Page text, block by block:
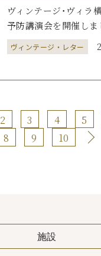
ヴィンテージ･ヴィラ
予防講演会を開催しま
ヴィンテージ・レター
2 3 4 5
8
9 10
施設